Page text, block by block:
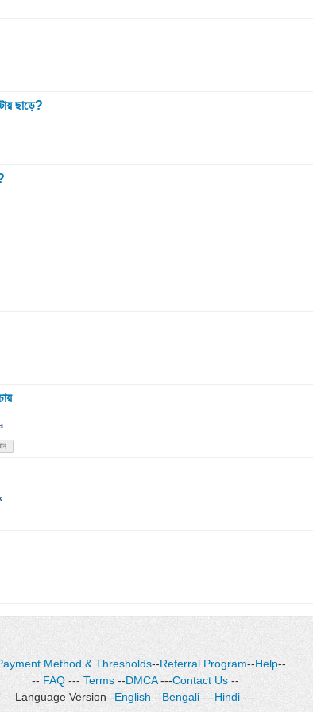
ছাড়ে?
Method & Thresholds--Referral Program--Help--
-- FAQ--- Terms--DMCA---Contact Us--
Language Version--English --Bengali ---Hindi ---